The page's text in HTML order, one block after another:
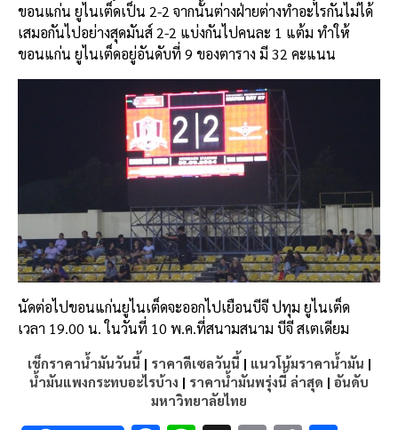
ขอนแก่น ยูไนเต็ดเป็น 2-2 จากนั้นต่างฝ่ายต่างทำอะไรกันไม่ได้
เสมอกันไปอย่างสุดมันส์ 2-2 แบ่งกันไปคนละ 1 แต้ม ทำให้
ขอนแก่น ยูไนเต็ดอยู่อันดับที่ 9 ของตาราง มี 32 คะแนน
นัดต่อไปขอนแก่นยูไนเต็ดจะออกไปเยือนบีจี ปทุม ยูไนเต็ด
เวลา 19.00 น. ในวันที่ 10 พ.ค.ที่สนามสนาม บีจี สเตเดียม
เช็กราคาน้ำมันวันนี้ | ราคาดีเซลวันนี้ | แนวโน้มราคาน้ำมัน |
น้ำมันแพงกระทบอะไรบ้าง | ราคาน้ำมันพรุ่งนี้ ล่าสุด | อันดับ
มหาวิทยาลัยไทย